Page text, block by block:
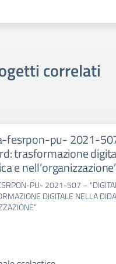
correlati
fesrpon-pu- 2021-
trasformazione
e
PU- 2021-507 –
DIGITALE NELLA